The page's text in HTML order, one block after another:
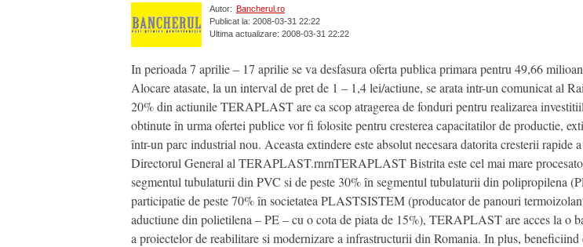
Autor:
Bancherul.ro
Publicat la: 2008-03-31 22:22
Ultima actualizare: 2008-03-31 22:22
In perioada 7 aprilie – 17 aprilie se va desfasura oferta publica primara pentru 49,66
Alocare atasate, la un interval de pret de 1 – 1,4 lei/actiune, se arata intr-un comunicat al
20% din actiunile TERAPLAST are ca scop atragerea de fonduri pentru realizarea
obtinute în urma ofertei publice vor fi folosite pentru cresterea capacitatilor de productie,
într-un parc industrial nou. Aceasta extindere este absolut necesara datorita cresterii
Directorul General al TERAPLAST.rnrnTERAPLAST Bistrita este cel mai mare
segmentul tubulaturii din PVC si de peste 30% în segmentul tubulaturii din polipropilena
participatie de peste 70% în societatea PLASTSISTEM (producator de panouri
aductiune din polietilena – PE – cu o cota de piata de 15%), TERAPLAST are acces la o
a proiectelor de reabilitare si modernizare a infrastructurii din Romania. In plus,